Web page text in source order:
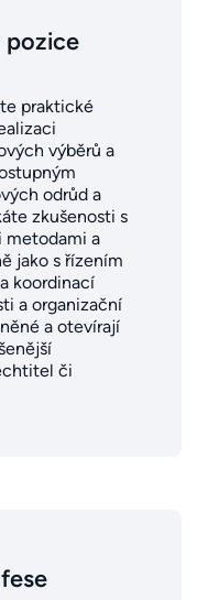
pozice
praktické
výběrů a
odrůd a
zkušenosti s
metodami a
jako s řízením
koordinací
a organizační
a otevírají
či